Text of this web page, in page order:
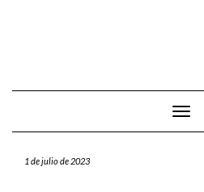
1 de julio de 2023